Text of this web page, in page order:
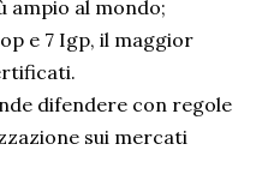
ampio al mondo;
e 7 Igp, il maggior
difendere con regole
sui mercati